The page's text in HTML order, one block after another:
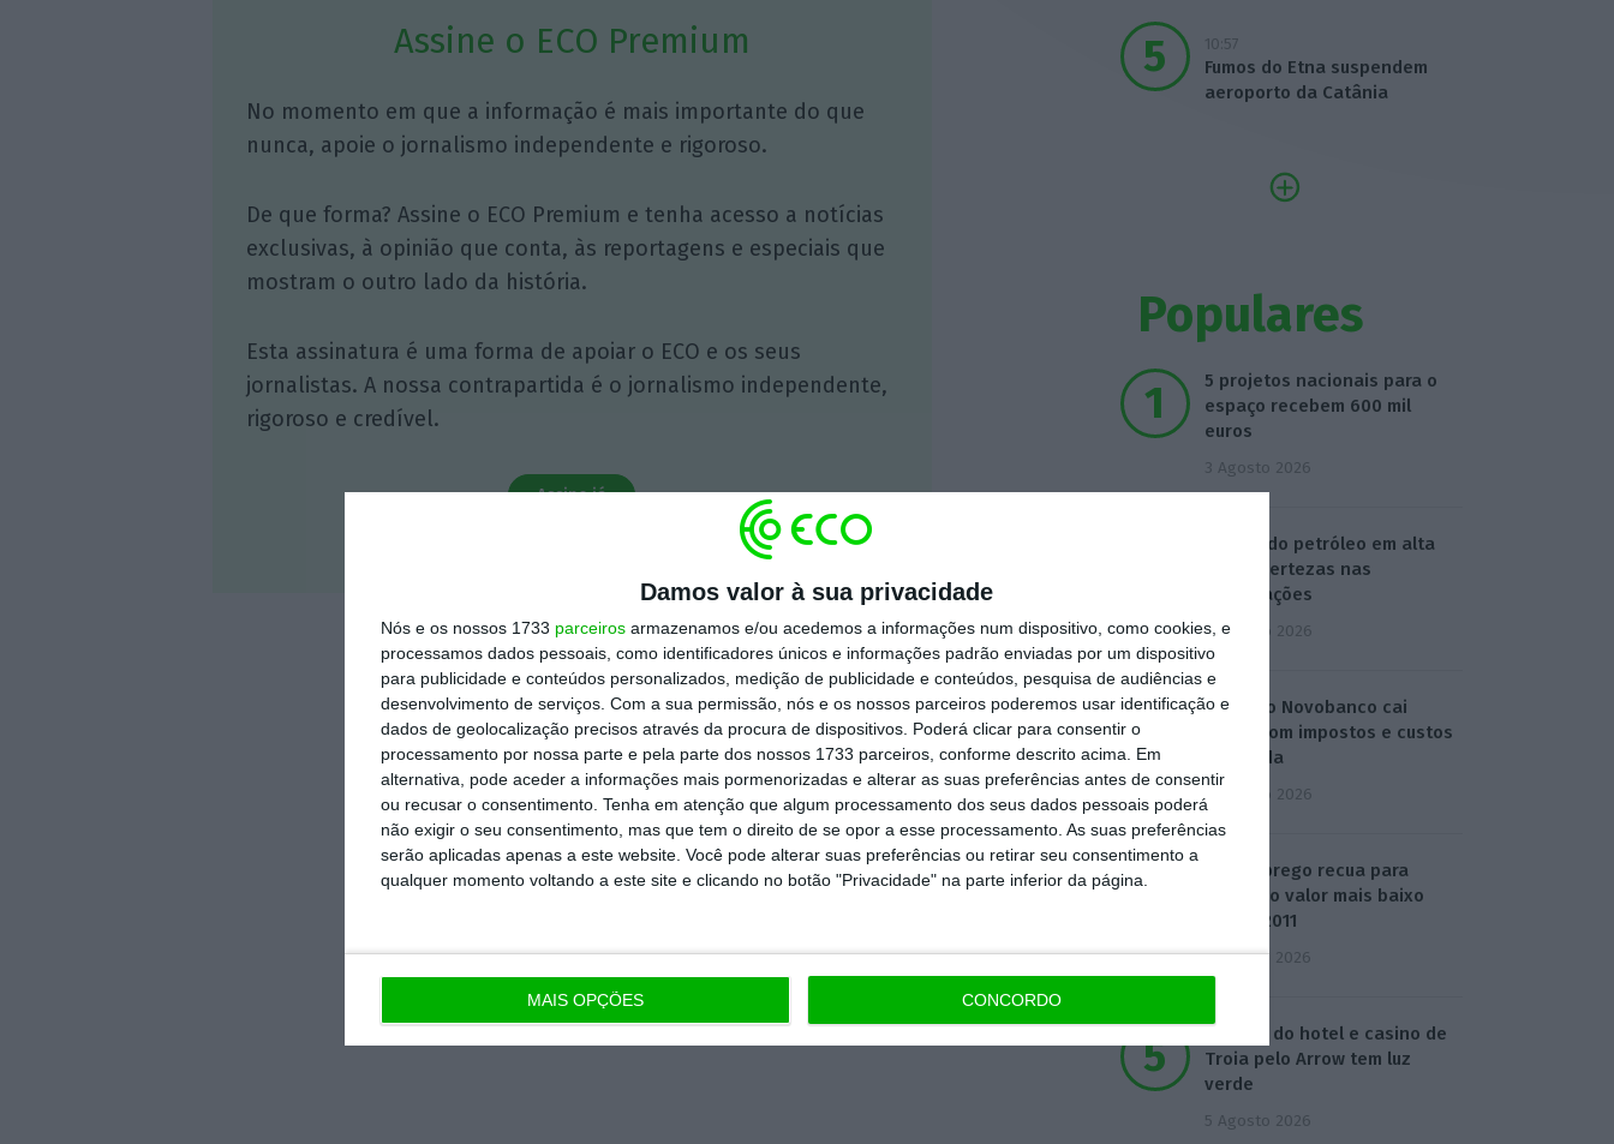
Damos valor à sua privacidade
Nós e os nossos 1733 parceiros armazenamos e/ou acedemos a informações num dispositivo, como cookies, e
processamos dados pessoais, como identificadores únicos e informações padrão enviadas por um dispositivo
para publicidade e conteúdos personalizados, medição de publicidade e conteúdos, pesquisa de audiências e
desenvolvimento de serviços. Com a sua permissão, nós e os nossos parceiros poderemos usar identificação e
dados de geolocalização precisos através da procura de dispositivos. Poderá clicar para consentir o
processamento por nossa parte e pela parte dos nossos 1733 parceiros, conforme descrito acima. Em
alternativa, pode aceder a informações mais pormenorizadas e alterar as suas preferências antes de consentir
ou recusar o consentimento. Tenha em atenção que algum processamento dos seus dados pessoais poderá
não exigir o seu consentimento, mas que tem o direito de se opor a esse processamento. As suas preferências
serão aplicadas apenas a este website. Você pode alterar suas preferências ou retirar seu consentimento a
qualquer momento voltando a este site e clicando no botão "Privacidade" na parte inferior da página.
MAIS OPÇÕES CONCORDO
Assine o ECO Premium
No momento em que a informação é mais importante do que
nunca, apoie o jornalismo independente e rigoroso.
De que forma? Assine o ECO Premium e tenha acesso a notícias
exclusivas, à opinião que conta, às reportagens e especiais que
mostram o outro lado da história.
Esta assinatura é uma forma de apoiar o ECO e os seus
jornalistas. A nossa contrapartida é o jornalismo independente,
rigoroso e credível.
Assine já
10:57
Fumos do Etna suspendem
aeroporto da Catânia
Populares
5 projetos nacionais para o
espaço recebem 600 mil
euros
3 Agosto 2026
Preços do petróleo em alta
com incertezas nas
negociações
4 Agosto 2026
Lucro do Novobanco cai
15,6% com impostos e custos
da venda
4 Agosto 2026
Desemprego recua para
5,3%. É o valor mais baixo
desde 2011
5 Agosto 2026
Compra do hotel e casino de
Troia pelo Arrow tem luz
verde
5 Agosto 2026